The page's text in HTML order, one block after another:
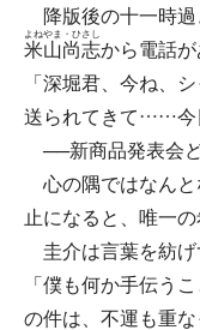
降版後の十一時過
米山尚志
よねやま・ひさし
から電話が
「深堀君、今ね、
送られてきて……今
──新商品発表会ど
心の隅ではなんと
止になると、唯一
圭介は言葉を紡げ
「僕も何か手伝う
の件は、不運も重